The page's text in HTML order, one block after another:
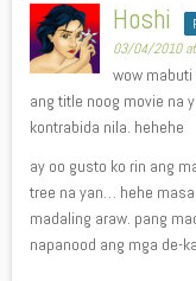
Hoshi
03/04/2010
wow
ang title noog movie na
kontrabida nila. hehehe
ay oo gusto ko rin ang
tree na yan… hehe
madaling araw. pang
napanood ang mga de-